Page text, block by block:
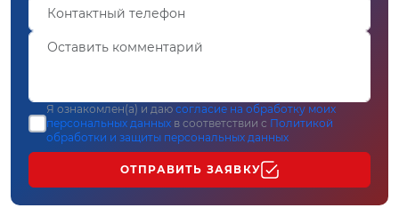
Я ознакомлен(а) и даю согласие на обработку моих
персональных данных в соответствии с Политикой
обработки и защиты персональных данных
ОТПРАВИТЬ ЗАЯВКУ